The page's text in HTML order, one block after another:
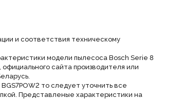
и соответствия техническому
модели пылесоса Bosch Serie 8
официального сайта производителя или
то следует уточнить все
Представленые характеристики на